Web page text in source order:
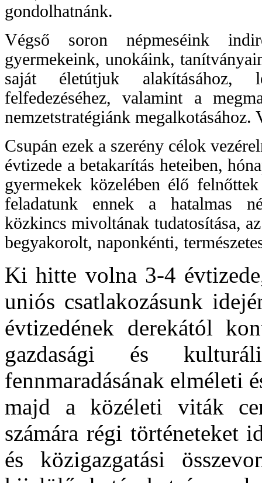
gondolhatnánk.
Végső soron népmeséink
gyermekeink, unokáink,
saját életútjuk alakításához,
felfedezéséhez, valamint a
nemzetstratégiánk megalkotásához.
Csupán ezek a szerény célok
évtizede a betakarítás heteiben,
gyermekek közelében élő
feladatunk ennek a hatalmas
közkincs mivoltának tudatosítása,
begyakorolt, naponkénti,
Ki hitte volna 3-4
uniós csatlakozásunk
évtizedének derekától
gazdasági és
fennmaradásának elméleti
majd a közéleti viták
számára régi történeteket
és közigazgatási